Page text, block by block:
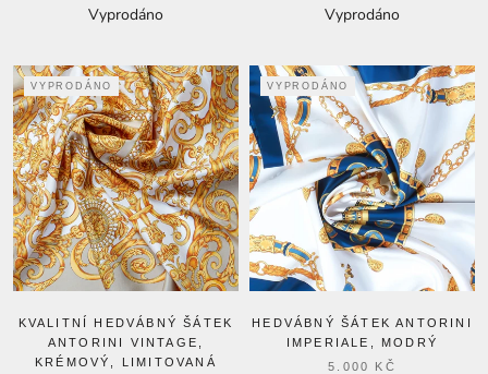
Vyprodáno Vyprodáno
VYPRODÁNO
KVALITNÍ HEDVÁBNÝ ŠÁTEK
ANTORINI VINTAGE,
KRÉMOVÝ, LIMITOVANÁ
VYPRODÁNO
HEDVÁBNÝ ŠÁTEK ANTORINI
IMPERIALE, MODRÝ
5.000 KČ